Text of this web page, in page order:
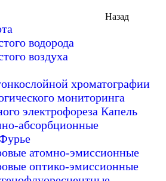
Назад
водорода
воздуха
хроматографии
мониторинга
электрофореза Капель
абсорбционные
атомно-эмиссионные
оптико-эмиссионные